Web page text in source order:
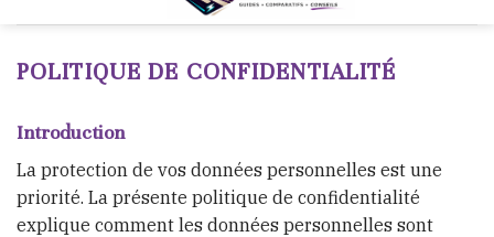
POLITIQUE DE CONFIDENTIALITÉ
Introduction
La protection de vos données personnelles est une
priorité. La présente politique de confidentialité
explique comment les données personnelles sont